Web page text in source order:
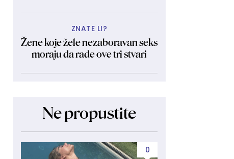
ZNATE LI?
Žene koje žele nezaboravan seks
moraju da rade ove tri stvari
Ne propustite
0